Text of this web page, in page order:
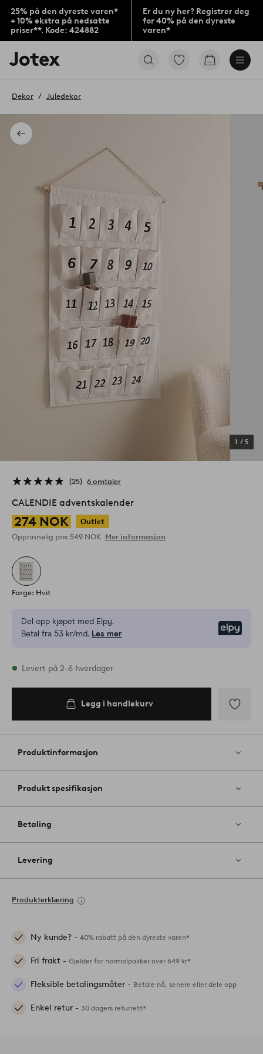
25% på den dyreste varen*
+ 10% ekstra på nedsatte
priser**. Kode: 424882
Er du ny her? Registrer deg
for 40% på den dyreste
varen*
Jotex’
logo
til
Gå
Gå
Tilbake
Dekor Juledekor
1 / 5
25 6 omtaler
CALENDIE adventskalender
274 NOK
Outlet
Opprinnelig pris 549 NOK Mer informasjon
Farge: Hvit
Del opp kjøpet med Elpy.
Betal fra 53 kr/md. Les mer
På lager
Levert på 2-6 hverdager
Legg i handlekurv
til
Produktinformasjon
Produkt spesifikasjon
Betaling
Levering
Produkterklæring
Ny kunde? - 40% rabatt på den dyreste varen*
Fri frakt - Gjelder for normalpakker over 649 kr*
Fleksible betalingsmåter - Betale nå, senere eller dele opp
Enkel retur - 30 dagers returrett*